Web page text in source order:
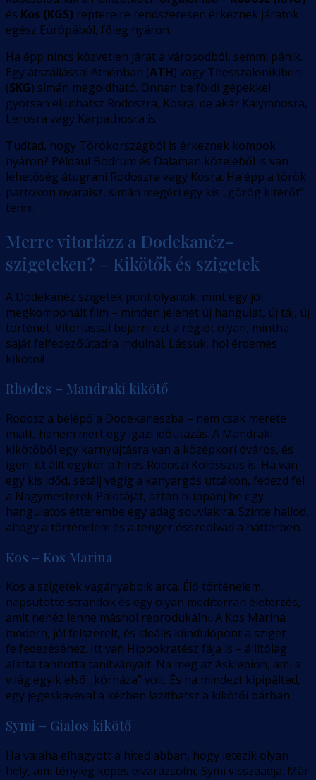
és Kos (KGS) reptereire rendszeresen érkeznek járatok
egész Európából, főleg nyáron.
Ha épp nincs közvetlen járat a városodból, semmi pánik.
Egy átszállással Athénban (ATH) vagy Thesszalonikiben
(SKG) simán megoldható. Onnan belföldi gépekkel
gyorsan eljuthatsz Rodoszra, Kosra, de akár Kalymnosra,
Lerosra vagy Karpathosra is.
Tudtad, hogy Törökországból is érkeznek kompok
nyáron? Például Bodrum és Dalaman közeléből is van
lehetőség átugrani Rodoszra vagy Kosra. Ha épp a török
partokon nyaralsz, simán megéri egy kis „görög kitérőt”
tenni.
Merre vitorlázz a Dodekanéz-
szigeteken? – Kikötők és szigetek
A Dodekanéz szigetek pont olyanok, mint egy jól
megkomponált film – minden jelenet új hangulat, új táj, új
történet. Vitorlással bejárni ezt a régiót olyan, mintha
saját felfedezőútadra indulnál. Lássuk, hol érdemes
kikötni!
Rhodes – Mandraki kikötő
Rodosz a belépő a Dodekanészba – nem csak mérete
miatt, hanem mert egy igazi időutazás. A Mandraki
kikötőből egy karnyújtásra van a középkori óváros, és
igen, itt állt egykor a híres Rodoszi Kolosszus is. Ha van
egy kis időd, sétálj végig a kanyargós utcákon, fedezd fel
a Nagymesterek Palotáját, aztán huppanj be egy
hangulatos étterembe egy adag souvlakira. Szinte hallod,
ahogy a történelem és a tenger összeolvad a háttérben.
Kos – Kos Marina
Kos a szigetek vagányabbik arca. Élő történelem,
napsütötte strandok és egy olyan mediterrán életérzés,
amit nehéz lenne máshol reprodukálni. A Kos Marina
modern, jól felszerelt, és ideális kiindulópont a sziget
felfedezéséhez. Itt van Hippokratész fája is – állítólag
alatta tanította tanítványait. Na meg az Asklepion, ami a
világ egyik első „kórháza” volt. És ha mindezt kipipáltad,
egy jegeskávéval a kézben lazíthatsz a kikötői bárban.
Symi – Gialos kikötő
Ha valaha elhagyott a hited abban, hogy létezik olyan
hely, ami tényleg képes elvarázsolni, Symi visszaadja. Már